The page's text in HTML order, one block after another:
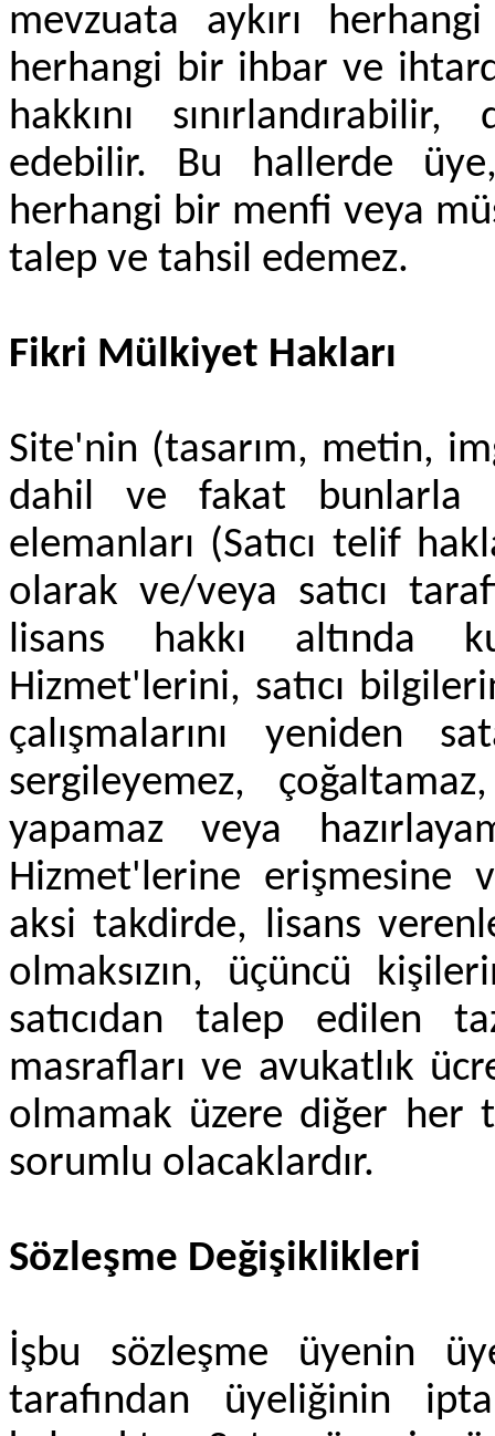
mevzuata aykırı
herhangi bir ihbar ve
hakkını
edebilir. Bu hallerde üye,
herhangi bir menfi veya
talep ve tahsil edemez.
Fikri Mülkiyet Hakları
Site'nin (tasarım, metin,
dahil ve fakat bunlarla
elemanları (Satıcı telif
olarak ve/veya satıcı
lisans hakkı altında
Hizmet'lerini, satıcı
çalışmalarını yeniden
sergileyemez,
yapamaz veya
Hizmet'lerine erişmesine
aksi takdirde, lisans
olmaksızın, üçüncü
satıcıdan talep edilen
masrafları ve avukatlık
olmamak üzere diğer her
sorumlu olacaklardır.
Sözleşme Değişiklikleri
İşbu sözleşme üyenin
tarafından üyeliğinin